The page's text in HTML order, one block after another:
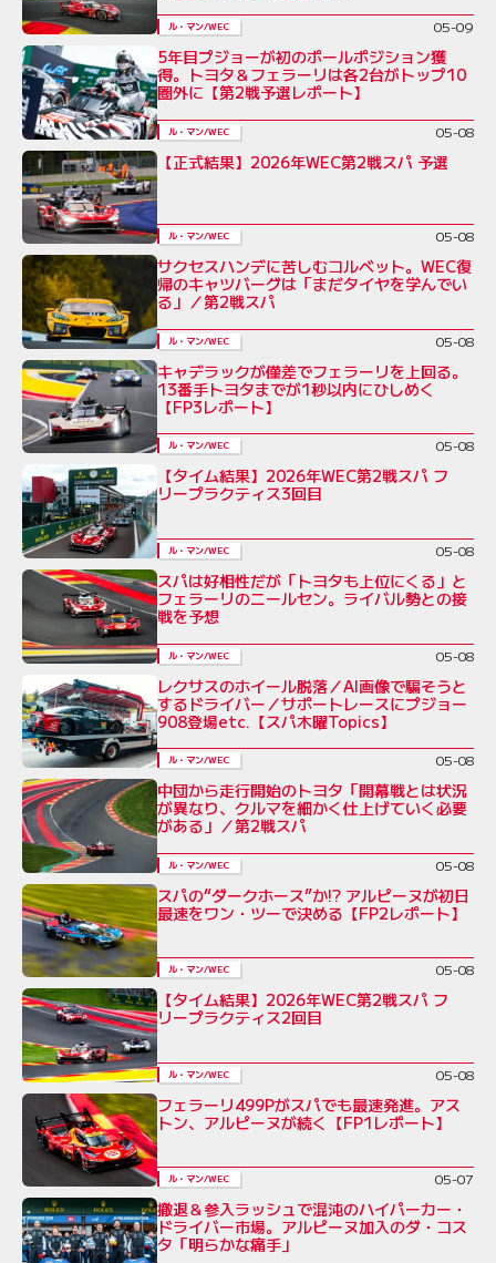
ル・マン/WEC 05-09
5年目プジョーが初のポールポジション獲
得。トヨタ＆フェラーリは各2台がトップ10
圏外に【第2戦予選レポート】
ル・マン/WEC 05-08
【正式結果】2026年WEC第2戦スパ 予選
ル・マン/WEC 05-08
サクセスハンデに苦しむコルベット。WEC復
帰のキャツバーグは「まだタイヤを学んでい
る」／第2戦スパ
ル・マン/WEC 05-08
キャデラックが僅差でフェラーリを上回る。
13番手トヨタまでが1秒以内にひしめく
【FP3レポート】
ル・マン/WEC 05-08
【タイム結果】2026年WEC第2戦スパ フ
リープラクティス3回目
ル・マン/WEC 05-08
スパは好相性だが「トヨタも上位にくる」と
フェラーリのニールセン。ライバル勢との接
戦を予想
ル・マン/WEC 05-08
レクサスのホイール脱落／AI画像で騙そうと
するドライバー／サポートレースにプジョー
908登場etc.【スパ木曜Topics】
ル・マン/WEC 05-08
中団から走行開始のトヨタ「開幕戦とは状況
が異なり、クルマを細かく仕上げていく必要
がある」／第2戦スパ
ル・マン/WEC 05-08
スパの“ダークホース”か!? アルピーヌが初日
最速をワン・ツーで決める【FP2レポート】
ル・マン/WEC 05-08
【タイム結果】2026年WEC第2戦スパ フ
リープラクティス2回目
ル・マン/WEC 05-08
フェラーリ499Pがスパでも最速発進。アス
トン、アルピーヌが続く【FP1レポート】
ル・マン/WEC 05-07
撤退＆参入ラッシュで混沌のハイパーカー・
ドライバー市場。アルピーヌ加入のダ・コス
タ「明らかな痛手」